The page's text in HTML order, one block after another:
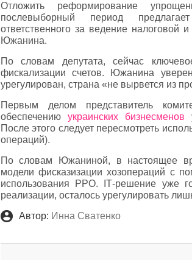
Отложить реформирование
послевыборный период
ответственного за ведение налоговой
Южанина.
По словам депутата, сейчас
фискализации счетов. Южанина
урегулирован, страна «не вырвется из
Первым делом представитель
обеспечению украинских бизнесменов
После этого следует пересмотреть
операций).
По словам Южаниной, в настоящее
модели фисказизации хозопераций с
использования РРО. ІТ-решение уже
реализации, осталось урегулировать
Автор: Инна Сватенко